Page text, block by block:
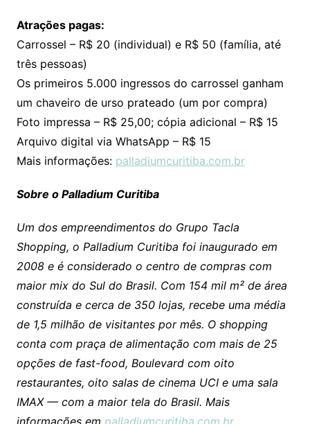
Atrações pagas:
Carrossel – R$ 20 (individual) e R$ 50 (família, até
três pessoas)
Os primeiros 5.000 ingressos do carrossel ganham
um chaveiro de urso prateado (um por compra)
Foto impressa – R$ 25,00; cópia adicional – R$ 15
Arquivo digital via WhatsApp – R$ 15
Mais informações: palladiumcuritiba.com.br
Sobre o Palladium Curitiba
Um dos empreendimentos do Grupo Tacla
Shopping, o Palladium Curitiba foi inaugurado em
2008 e é considerado o centro de compras com
maior mix do Sul do Brasil. Com 154 mil m² de área
construída e cerca de 350 lojas, recebe uma média
de 1,5 milhão de visitantes por mês. O shopping
conta com praça de alimentação com mais de 25
opções de fast-food, Boulevard com oito
restaurantes, oito salas de cinema UCI e uma sala
IMAX — com a maior tela do Brasil. Mais